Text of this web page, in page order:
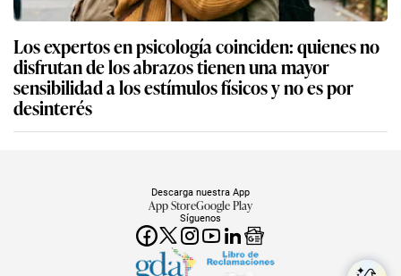
Los expertos en psicología coinciden: quienes no
disfrutan de los abrazos tienen una mayor
sensibilidad a los estímulos físicos y no es por
desinterés
Síguenos
Descarga nuestra App
App StoreGoogle Play